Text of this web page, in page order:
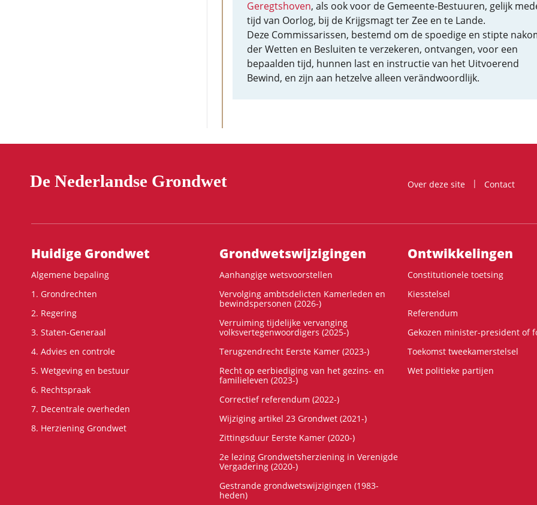
Geregtshoven, als ook voor de Gemeente-Bestuuren, gelijk
tijd van Oorlog, bij de Krijgsmagt ter Zee en te Lande.
Deze Commissarissen, bestemd om de spoedige en stipte
der Wetten en Besluiten te verzekeren, ontvangen, voor een
bepaalden tijd, hunnen last en instructie van het Uitvoerend
Bewind, en zijn aan hetzelve alleen verändwoordlijk.
De Nederlandse Grondwet Over deze site
Contact
Hoofdnavigatie
Huidige Grondwet
Algemene bepaling
1. Grondrechten
2. Regering
3. Staten-Generaal
4. Advies en controle
5. Wetgeving en bestuur
6. Rechtspraak
7. Decentrale overheden
8. Herziening Grondwet
Grondwets­wijzigingen
Aanhangige wetsvoorstellen
Vervolging ambtsdelicten Kamerleden en
bewindspersonen (2026-)
Verruiming tijdelijke vervanging
volksvertegenwoordigers (2025-)
Terugzendrecht Eerste Kamer (2023-)
Recht op eerbiediging van het gezins- en
familieleven (2023-)
Correctief referendum (2022-)
Wijziging artikel 23 Grondwet (2021-)
Zittingsduur Eerste Kamer (2020-)
2e lezing Grondwetsherziening in Verenigde
Vergadering (2020-)
Gestrande grondwetswijzigingen (1983-
heden)
Ontwikke­lingen
Constitutionele toetsing
Kiesstelsel
Referendum
Gekozen minister-president of
Toekomst tweekamerstelsel
Wet politieke partijen